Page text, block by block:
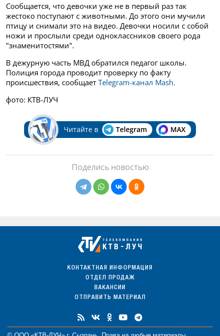
Сообщается, что девочки уже не в первый раз так
жестоко поступают с животными. До этого они мучили
птицу и снимали это на видео. Девочки носили с собой
ножи и прослыли среди одноклассников своего рода
"знаменитостями".
В дежурную часть МВД обратился педагог школы.
Полиция города проводит проверку по факту
происшествия, сообщает Telegram-канал Mash.
фото: КТВ-ЛУЧ
Читайте в Telegram MAX
Поделись новостью
КОНТАКТНАЯ ИНФОРМАЦИЯ
ОТДЕЛ ПРОДАЖ
ВАКАНСИИ
ОТПРАВИТЬ МАТЕРИАЛ